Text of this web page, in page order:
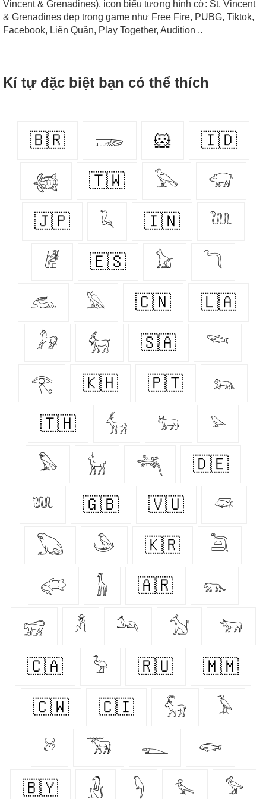
Vincent & Grenadines), icon biểu tượng hình cờ: St. Vincent
& Grenadines đẹp trong game như Free Fire, PUBG, Tiktok,
Facebook, Liên Quân, Play Together, Audition ..
Kí tự đặc biệt bạn có thể thích
🇧🇷 𓆃 🐹 🇮🇩
𓆉 🇹🇼 𓅂 𓃟
🇯🇵 𓆗 🇮🇳 𓆙
𓁈 🇪🇸 𓃠 𓆓
𓃹 𓅓 🇨🇳 🇱🇦
𓃗 𓃶 🇸🇦 𓆝
𓂀 🇰🇭 🇵🇹 𓃬
🇹🇭 𓃲 𓃽 𓅫
𓅃 𓃴 𓆈 🇩🇪
𓆚 🇬🇧 🇻🇺 𓆛
𓆏 𓅇 🇰🇷 𓆖
𓅾 𓃱 🇦🇷 𓃮
𓃸 𓁳 𓃢 𓃩 𓃓
🇨🇦 𓅦 🇷🇺 🇲🇲
🇨🇼 🇨🇮 𓃵 𓅥
𓃾 𓃝 𓆍 𓆟
🇧🇾 𓃻 𓆐 𓅙 𓅞